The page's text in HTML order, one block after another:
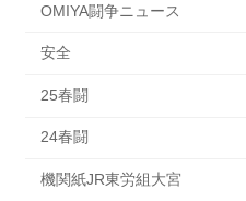
OMIYA闘争ニュース
安全
25春闘
24春闘
機関紙JR東労組大宮